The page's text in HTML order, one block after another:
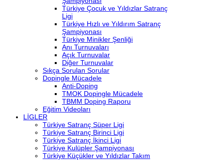
Türkiye Çocuk ve Yıldızlar Satranç
Ligi
Türkiye Hızlı ve Yıldırım Satranç
Şampiyonası
Türkiye Minikler Şenliği
Anı Turnuvaları
Açık Turnuvalar
Diğer Turnuvalar
Sıkça Sorulan Sorular
Dopingle Mücadele
Anti-Doping
TMOK Dopingle Mücadele
TBMM Doping Raporu
Eğitim Videoları
LİGLER
Türkiye Satranç Süper Ligi
Türkiye Satranç Birinci Ligi
Türkiye Satranç İkinci Ligi
Türkiye Kulüpler Şampiyonası
Türkiye Küçükler ve Yıldızlar Takım